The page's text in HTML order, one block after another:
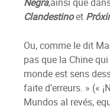
Clandestinoet
Ou, comme le dit
pas que la Chine
monde est sens
faite d’erreurs. » («
Mundos al revés,